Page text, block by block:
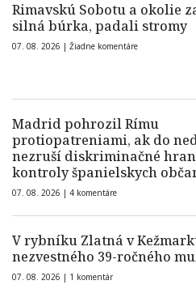
Rimavskú Sobotu a okolie
silná búrka, padali stromy
07. 08. 2026 | Žiadne komentáre
Madrid pohrozil Rímu
protiopatreniami, ak do
nezruší diskriminačné
kontroly španielskych
07. 08. 2026 | 4 komentáre
V rybníku Zlatná v
nezvestného 39-ročného
07. 08. 2026 | 1 komentár